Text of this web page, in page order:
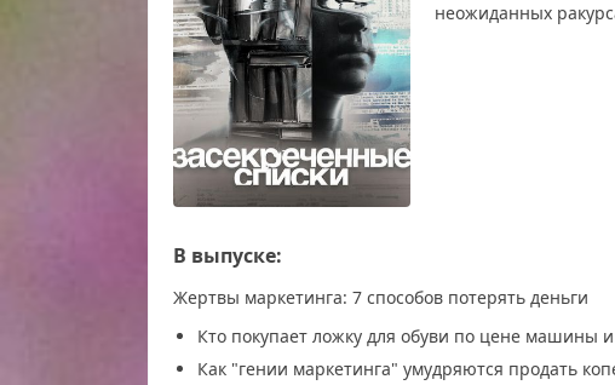
неожиданных
В выпуске:
Жертвы маркетинга: 7 способов потерять деньги
Кто покупает ложку для обуви по цене машины
Как "гении маркетинга" умудряются продать